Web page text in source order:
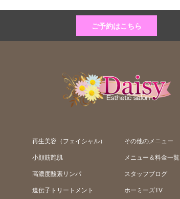
ご予約はこちら
再生美容（フェイシャル）
小顔筋艶肌
高濃度酸素リンパ
遺伝子トリートメント
その他のメニュー
メニュー＆料金一覧
スタッフブログ
ホーミーズTV